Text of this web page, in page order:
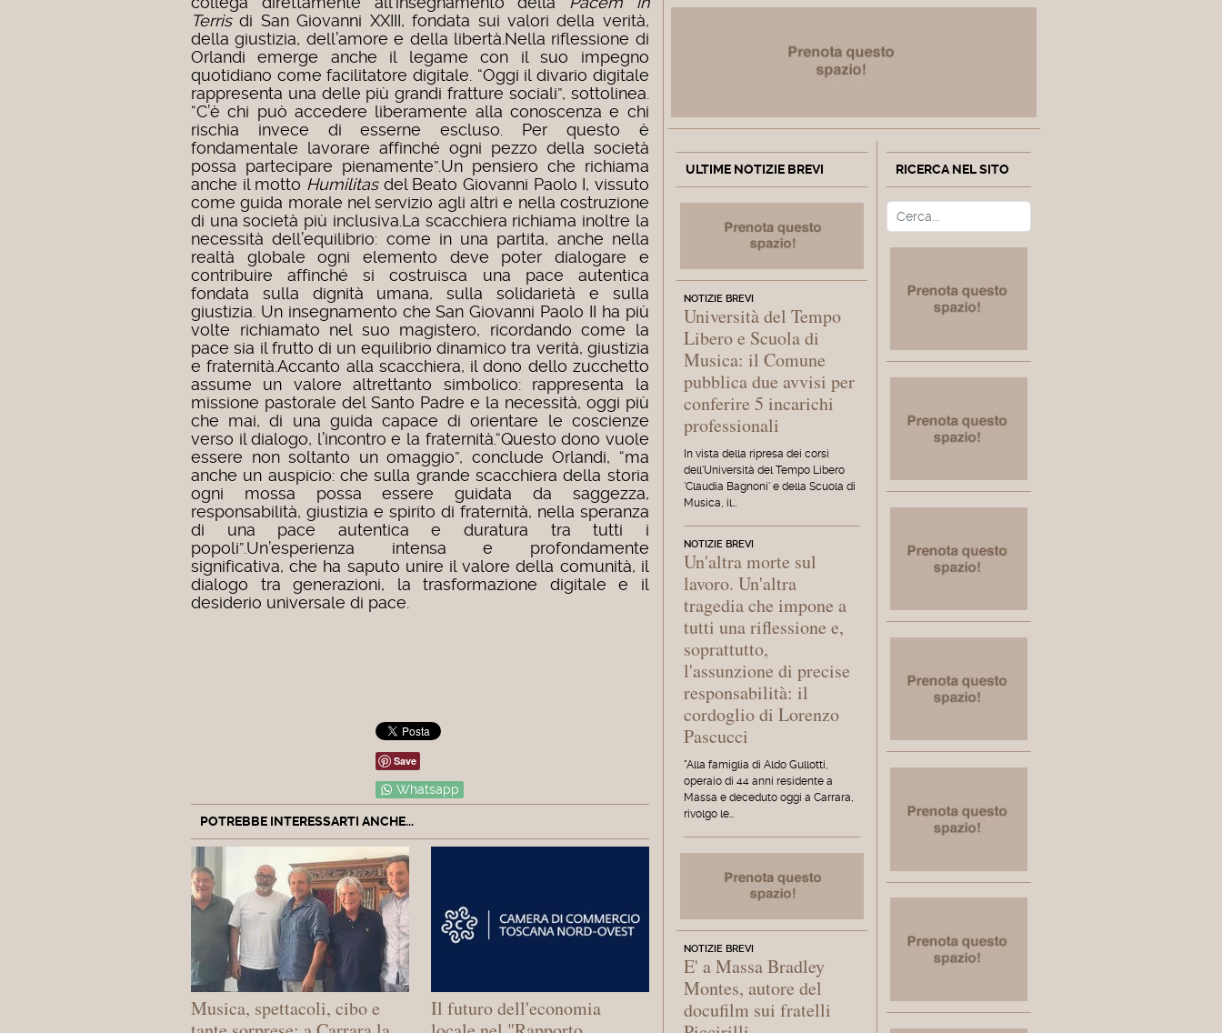
Terrisdi San Giovanni XXIII, fondata sui valori della verità,
della giustizia, dell’amore e della libertà. Nella riflessione di
Orlandi emerge anche il legame con il suo impegno
quotidiano come facilitatore digitale. “Oggi il divario digitale
rappresenta una delle più grandi fratture sociali”, sottolinea.
“C’è chi può accedere liberamente alla conoscenza e chi
rischia invece di esserne escluso. Per questo è
fondamentale lavorare affinché ogni pezzo della società
possa partecipare pienamente”.Un pensiero che richiama
anche il motto Humilitasdel Beato Giovanni Paolo I, vissuto
come guida morale nel servizio agli altri e nella costruzione
di una società più inclusiva. La scacchiera richiama inoltre la
necessità dell’equilibrio: come in una partita, anche nella
realtà globale ogni elemento deve poter dialogare e
contribuire affinché si costruisca una pace autentica
fondata sulla dignità umana, sulla solidarietà e sulla
giustizia. Un insegnamento che San Giovanni Paolo II ha più
volte richiamato nel suo magistero, ricordando come la
pace sia il frutto di un equilibrio dinamico tra verità, giustizia
e fraternità.Accanto alla scacchiera, il dono dello zucchetto
assume un valore altrettanto simbolico: rappresenta la
missione pastorale del Santo Padre e la necessità, oggi più
che mai, di una guida capace di orientare le coscienze
verso il dialogo, l’incontro e la fraternità.“Questo dono vuole
essere non soltanto un omaggio”, conclude Orlandi, “ma
anche un auspicio: che sulla grande scacchiera della storia
ogni mossa possa essere guidata da saggezza,
responsabilità, giustizia e spirito di fraternità, nella speranza
di una pace autentica e duratura tra tutti i
popoli”.Un’esperienza intensa e profondamente
significativa, che ha saputo unire il valore della comunità, il
dialogo tra generazioni, la trasformazione digitale e il
desiderio universale di pace.
Save
Whatsapp
POTREBBE INTERESSARTI ANCHE...
Musica, spettacoli, cibo e
Il futuro dell'economia
ULTIME NOTIZIE BREVI
NOTIZIE BREVI
Università del Tempo
Libero e Scuola di
Musica: il Comune
pubblica due avvisi per
conferire 5 incarichi
professionali
In vista della ripresa dei corsi
dell'Università del Tempo Libero
'Claudia Bagnoni' e della Scuola di
Musica, il…
NOTIZIE BREVI
Un'altra morte sul
lavoro. Un'altra
tragedia che impone a
tutti una riflessione e,
soprattutto,
l'assunzione di precise
responsabilità: il
cordoglio di Lorenzo
Pascucci
"Alla famiglia di Aldo Gullotti,
operaio di 44 anni residente a
Massa e deceduto oggi a Carrara,
rivolgo le…
NOTIZIE BREVI
E' a Massa Bradley
Montes, autore del
docufilm sui fratelli
RICERCA NEL SITO
Cerca Type 2 or more characters